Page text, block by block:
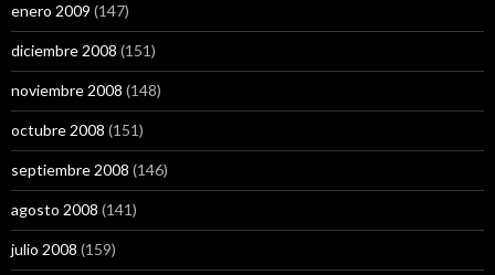
enero 2009 (147)
diciembre 2008 (151)
noviembre 2008 (148)
octubre 2008 (151)
septiembre 2008 (146)
agosto 2008 (141)
julio 2008 (159)